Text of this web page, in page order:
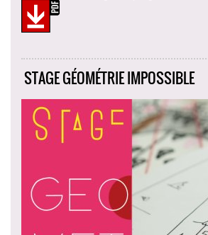
STAGE GÉOMÉTRIE IMPOSSIBLE